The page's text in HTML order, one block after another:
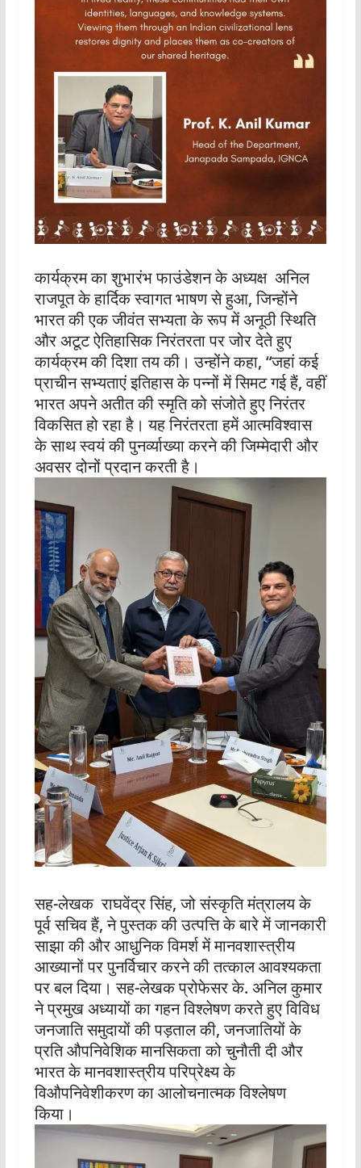
कार्यक्रम का शुभारंभ फाउंडेशन के अध्यक्ष अनिल
राजपूत के हार्दिक स्वागत भाषण से हुआ, जिन्होंने
भारत की एक जीवंत सभ्यता के रूप में अनूठी स्थिति
और अटूट ऐतिहासिक निरंतरता पर जोर देते हुए
कार्यक्रम की दिशा तय की। उन्होंने कहा, “जहां कई
प्राचीन सभ्यताएं इतिहास के पन्नों में सिमट गई हैं, वहीं
भारत अपने अतीत की स्मृति को संजोते हुए निरंतर
विकसित हो रहा है। यह निरंतरता हमें आत्मविश्वास
के साथ स्वयं की पुनर्व्याख्या करने की जिम्मेदारी और
अवसर दोनों प्रदान करती है।
सह-लेखक राघवेंद्र सिंह, जो संस्कृति मंत्रालय के
पूर्व सचिव हैं, ने पुस्तक की उत्पत्ति के बारे में जानकारी
साझा की और आधुनिक विमर्श में मानवशास्त्रीय
आख्यानों पर पुनर्विचार करने की तत्काल आवश्यकता
पर बल दिया। सह-लेखक प्रोफेसर के. अनिल कुमार
ने प्रमुख अध्यायों का गहन विश्लेषण करते हुए विविध
जनजाति समुदायों की पड़ताल की, जनजातियों के
प्रति औपनिवेशिक मानसिकता को चुनौती दी और
भारत के मानवशास्त्रीय परिप्रेक्ष्य के
विऔपनिवेशीकरण का आलोचनात्मक विश्लेषण
किया।